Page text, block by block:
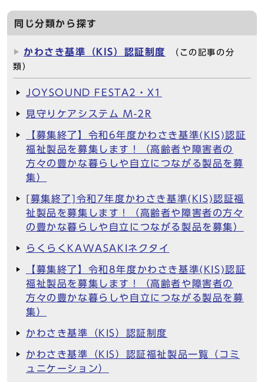
同じ分類から探す
かわさき基準（KIS）認証制度
（この記事の分
類）
JOYSOUND FESTA2・X1
見守りケアシステム M-2R
【募集終了】令和6年度かわさき基準(KIS)認証
福祉製品を募集します！（高齢者や障害者の
方々の豊かな暮らしや自立につながる製品を募
集）
[募集終了]令和7年度かわさき基準(KIS)認証福
祉製品を募集します！（高齢者や障害者の方々
の豊かな暮らしや自立につながる製品を募集）
らくらくKAWASAKIネクタイ
【募集終了】令和8年度かわさき基準(KIS)認証
福祉製品を募集します！（高齢者や障害者の
方々の豊かな暮らしや自立につながる製品を募
集）
かわさき基準（KIS）認証制度
かわさき基準（KIS）認証福祉製品一覧（コミ
ュニケーション）